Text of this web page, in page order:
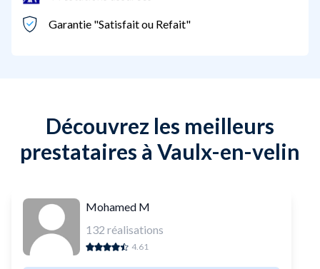
Garantie "Satisfait ou Refait"
Découvrez les meilleurs
prestataires à Vaulx-en-velin
Mohamed M
132 réalisations
4.61